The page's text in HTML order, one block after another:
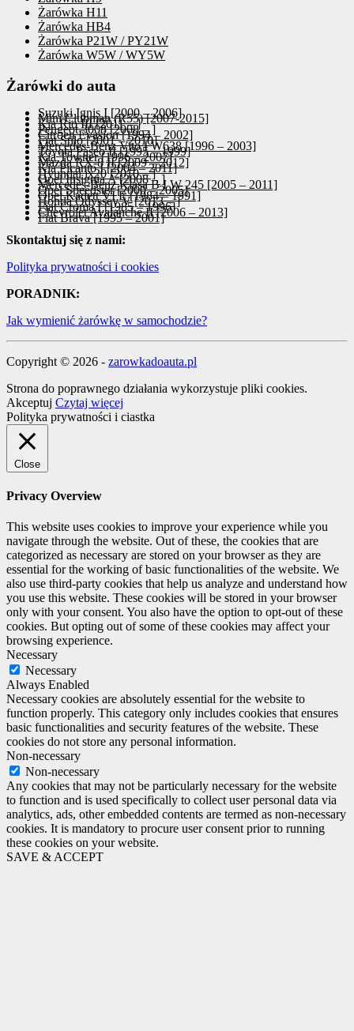
Żarówka H11
Żarówka HB4
Żarówka P21W / PY21W
Żarówka W5W / WY5W
Żarówki do auta
Suzuki Ignis I [2000 – 2006]
Mini Clubman (R55) [2007-2015]
Kia Rio III [2011 – ]
Peugeot 3008 [2008 – ]
Citroen Evasion [1994 – 2002]
Fiat Stilo [2001 – 2010]
Mercedes-Benz Vito I W638 [1996 – 2003]
Toyota Paseo II [1995 – 1999]
Kia Towner [1996 – 2007]
Mazda RX-8 II [2009 – 2012]
Kia Picanto I [2004 – 2011]
Hyundai ix20 [2010 – ]
Opel Insignia A [2008 – ]
Mercedes-Benz Klasa B I W 245 [2005 – 2011]
Opel Speedster [2000 – 2005]
Opel Kadett VI E [1984 – 1991]
Honda Odyssey V [2013 – ]
Fiat Croma I [1985 – 1996]
Chevrolet Avalanche II [2006 – 2013]
Fiat Brava [1995 – 2001]
Skontaktuj się z nami:
Polityka prywatności i cookies
PORADNIK:
Jak wymienić żarówkę w samochodzie?
Copyright © 2026 - zarowkadoauta.pl
Strona do poprawnego działania wykorzystuje pliki cookies.
Akceptuj Czytaj więcej
Polityka prywatności i ciastka
Close
Privacy Overview
This website uses cookies to improve your experience while you
navigate through the website. Out of these, the cookies that are
categorized as necessary are stored on your browser as they are
essential for the working of basic functionalities of the website. We
also use third-party cookies that help us analyze and understand how
you use this website. These cookies will be stored in your browser
only with your consent. You also have the option to opt-out of these
cookies. But opting out of some of these cookies may affect your
browsing experience.
Necessary
Necessary
Always Enabled
Necessary cookies are absolutely essential for the website to
function properly. This category only includes cookies that ensures
basic functionalities and security features of the website. These
cookies do not store any personal information.
Non-necessary
Non-necessary
Any cookies that may not be particularly necessary for the website
to function and is used specifically to collect user personal data via
analytics, ads, other embedded contents are termed as non-necessary
cookies. It is mandatory to procure user consent prior to running
these cookies on your website.
SAVE & ACCEPT